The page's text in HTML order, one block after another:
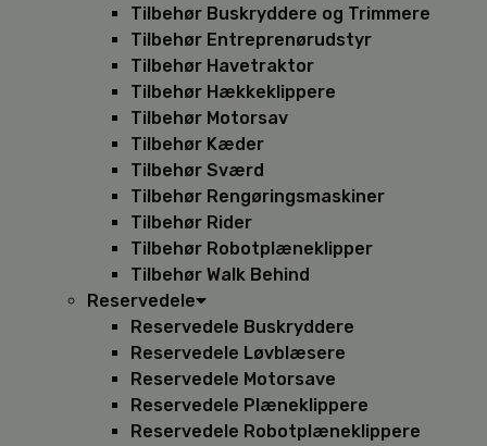
Tilbehør Buskryddere og Trimmere
Tilbehør Entreprenørudstyr
Tilbehør Havetraktor
Tilbehør Hækkeklippere
Tilbehør Motorsav
Tilbehør Kæder
Tilbehør Sværd
Tilbehør Rengøringsmaskiner
Tilbehør Rider
Tilbehør Robotplæneklipper
Tilbehør Walk Behind
Reservedele
Reservedele Buskryddere
Reservedele Løvblæsere
Reservedele Motorsave
Reservedele Plæneklippere
Reservedele Robotplæneklippere